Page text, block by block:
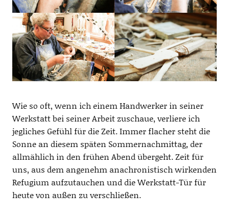
Wie so oft, wenn ich einem Handwerker in seiner
Werkstatt bei seiner Arbeit zuschaue, verliere ich
jegliches Gefühl für die Zeit. Immer flacher steht die
Sonne an diesem späten Sommernachmittag, der
allmählich in den frühen Abend übergeht. Zeit für
uns, aus dem angenehm anachronistisch wirkenden
Refugium aufzutauchen und die Werkstatt-Tür für
heute von außen zu verschließen.